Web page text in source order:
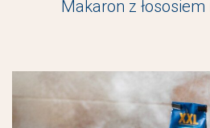
Makaron z